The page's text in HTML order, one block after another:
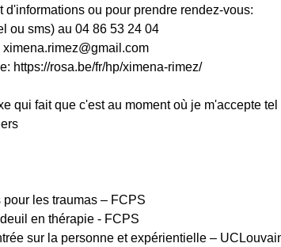
d'informations ou pour prendre rendez-vous:
ou sms) au 04 86 53 24 04
https://rosa.be/fr/hp/ximena-rimez/
qui fait que c'est au moment où je m'accepte
les traumas – FCPS
en thérapie - FCPS
sur la personne et expérientielle –